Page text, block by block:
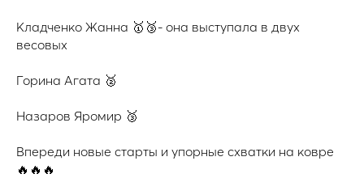
Кладченко Жанна 🥇🥉- она выступала в двух
весовых
Горина Агата 🥈
Назаров Яромир 🥉
Впереди новые старты и упорные схватки на ковре
🔥🔥🔥